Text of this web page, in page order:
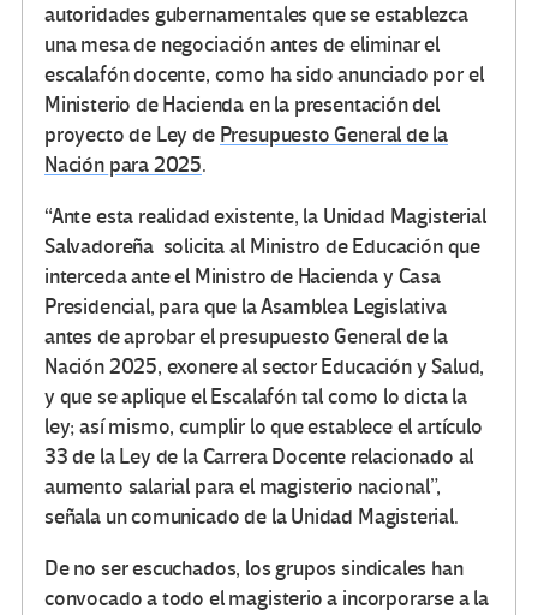
autoridades gubernamentales que se establezca
una mesa de negociación antes de eliminar el
escalafón docente, como ha sido anunciado por el
Ministerio de Hacienda en la presentación del
proyecto de Ley de Presupuesto General de la
Nación para 2025.
“Ante esta realidad existente, la Unidad Magisterial
Salvadoreña solicita al Ministro de Educación que
interceda ante el Ministro de Hacienda y Casa
Presidencial, para que la Asamblea Legislativa
antes de aprobar el presupuesto General de la
Nación 2025, exonere al sector Educación y Salud,
y que se aplique el Escalafón tal como lo dicta la
ley; así mismo, cumplir lo que establece el artículo
33 de la Ley de la Carrera Docente relacionado al
aumento salarial para el magisterio nacional”,
señala un comunicado de la Unidad Magisterial.
De no ser escuchados, los grupos sindicales han
convocado a todo el magisterio a incorporarse a la